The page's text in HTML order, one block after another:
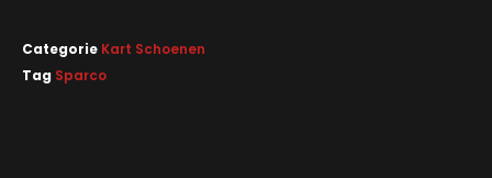
Categorie Kart Schoenen
Tag Sparco